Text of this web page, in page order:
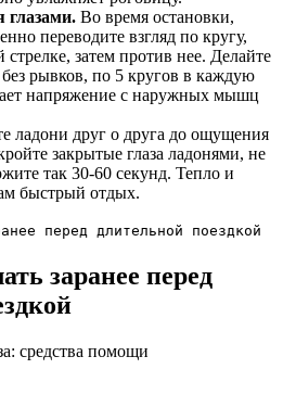
глазами. Во время остановки,
переводите взгляд по кругу,
стрелке, затем против нее. Делайте
рывков, по 5 кругов в каждую
напряжение с наружных мышц
ладони друг о друга до ощущения
закрытые глаза ладонями, не
так 30-60 секунд. Тепло и
быстрый отдых.
перед длительной поездкой
заранее перед